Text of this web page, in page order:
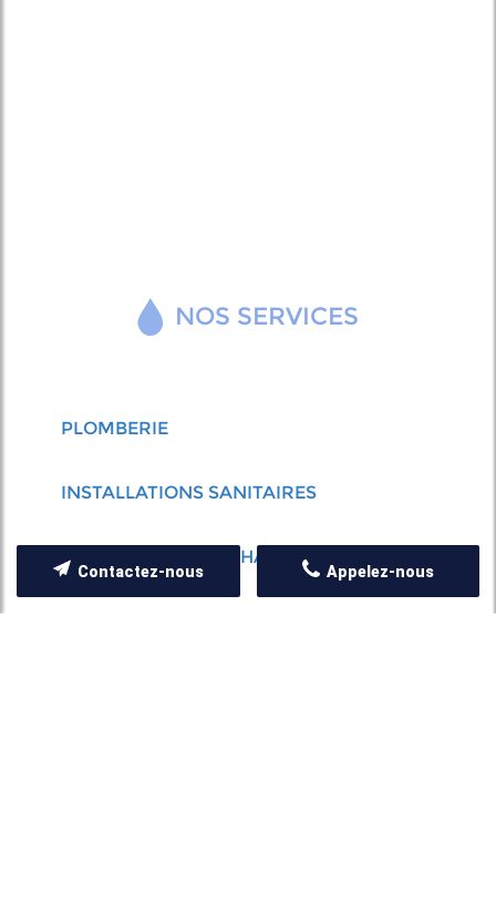
NOS SERVICES
PLOMBERIE
INSTALLATIONS SANITAIRES
INSTALLATION DE CHAUFFAGE
Appelez-nous
Contactez-nous